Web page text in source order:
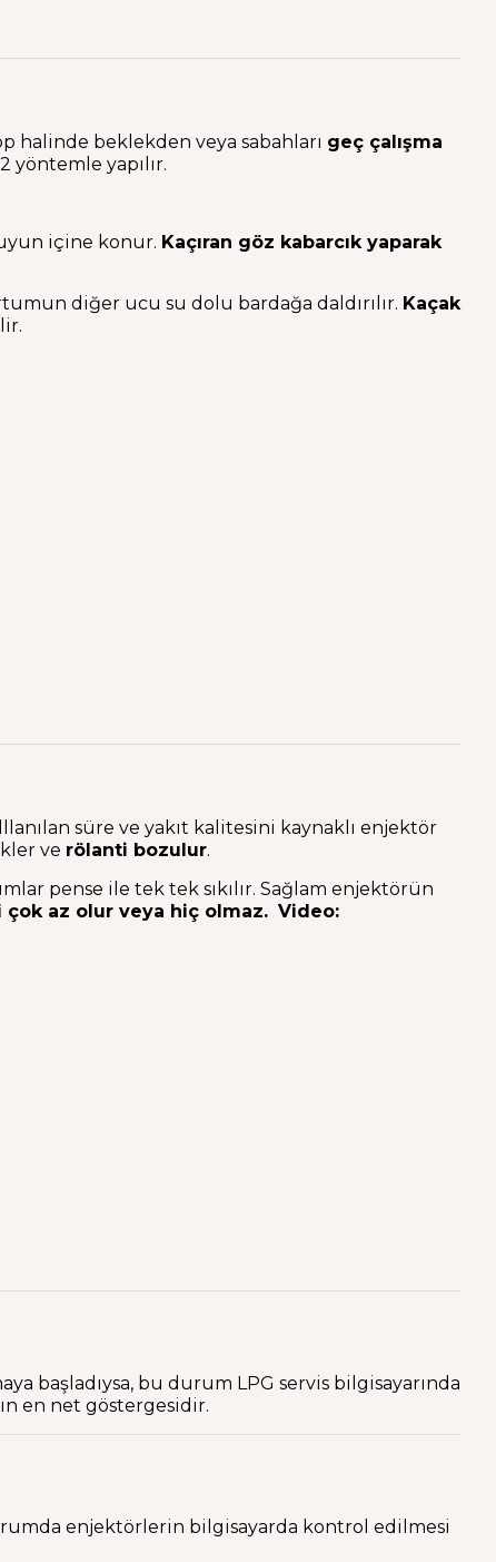
halinde beklekden veya sabahları geç çalışma
yöntemle yapılır.
içine konur. Kaçıran göz kabarcık yaparak
diğer ucu su dolu bardağa daldırılır. Kaçak
süre ve yakıt kalitesini kaynaklı enjektör
ve rölanti bozulur.
pense ile tek tek sıkılır. Sağlam enjektörün
çok az olur veya hiç olmaz. Video:
başladıysa, bu durum LPG servis bilgisayarında
en net göstergesidir.
enjektörlerin bilgisayarda kontrol edilmesi